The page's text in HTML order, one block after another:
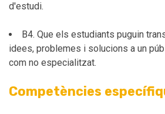
d'estudi.
B4. Que els estudiants puguin
idees, problemes i solucions a un
com no especialitzat.
Competències